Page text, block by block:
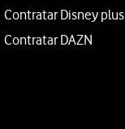
Contratar Disney plus
Contratar DAZN